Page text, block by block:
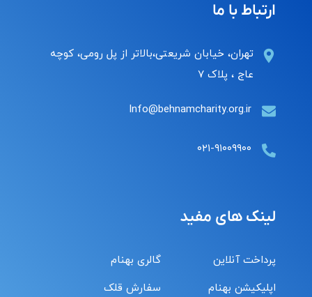
ارتباط با ما
تهران، خیابان شریعتی،بالاتر از پل رومی، کوچه
عاج ، پلاک ۷
Info@behnamcharity.org.ir
۰۲۱-۹۱۰۰۹۹۰۰
لینک های مفید
پرداخت آنلاین
اپلیکیشن بهنام
گالری بهنام
سفارش قلک